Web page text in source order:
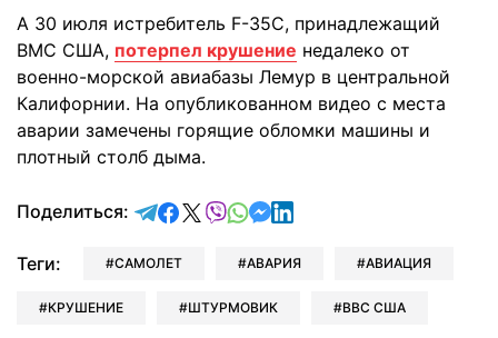
А 30 июля истребитель F-35C, принадлежащий
ВМС США, потерпел крушение недалеко от
военно-морской авиабазы Лемур в центральной
Калифорнии. На опубликованном видео с места
аварии замечены горящие обломки машины и
плотный столб дыма.
Поделиться: отправить в Telegram
поделиться в Facebook
поделиться в X
отправить в Viber
отправить в Whatsapp
отправить в Messenger
отправить в LinkedIn
Теги: САМОЛЕТ АВАРИЯ АВИАЦИЯ
КРУШЕНИЕ ШТУРМОВИК ВВС США